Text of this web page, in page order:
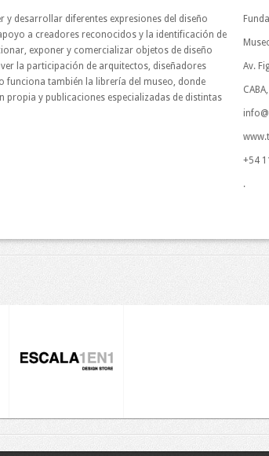
desarrollar diferentes expresiones del diseño
a creadores reconocidos y la identificación de
exponer y comercializar objetos de diseño
la participación de arquitectos, diseñadores
funciona también la librería del museo, donde
propia y publicaciones especializadas de distintas
Av.
+54
.